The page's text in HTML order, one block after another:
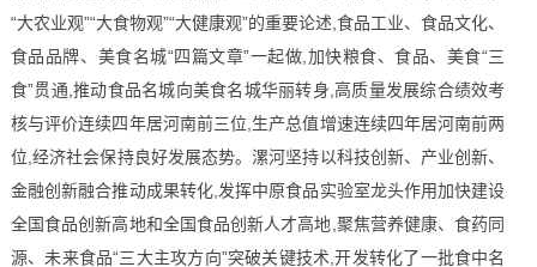
“大农业观”“大食物观”“大健康观”的重要论述,食品工业、食品文化、
食品品牌、美食名城“四篇文章”一起做,加快粮食、食品、美食“三
食”贯通,推动食品名城向美食名城华丽转身,高质量发展综合绩效考
核与评价连续四年居河南前三位,生产总值增速连续四年居河南前两
位,经济社会保持良好发展态势。漯河坚持以科技创新、产业创新、
金融创新融合推动成果转化,发挥中原食品实验室龙头作用加快建设
全国食品创新高地和全国食品创新人才高地,聚焦营养健康、食药同
源、未来食品“三大主攻方向”突破关键技术,开发转化了一批食中名